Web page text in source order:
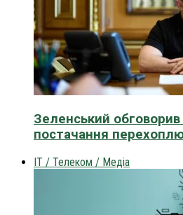
Зеленський
постачання
IT / Телеком / Медіа